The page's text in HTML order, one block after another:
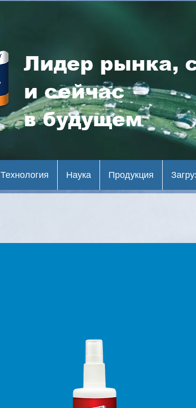
Лидер рынка,
и сейчас
в будущем
Технология Наука Продукция